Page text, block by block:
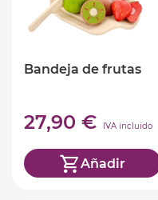
Bandeja de frutas
27,90 € IVA incluido
Añadir